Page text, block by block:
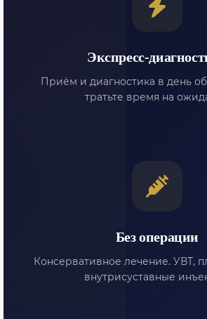
Экспресс-
Приём и диагностика в день
тратьте время на
Без операции
Консервативное лечение. УВТ,
внутрисуставные